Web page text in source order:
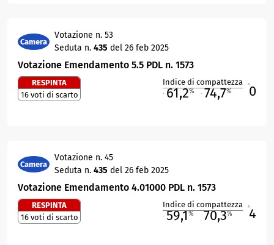
Camera
Votazione n. 53
Seduta n. 435 del 26 feb 2025
Votazione Emendamento 5.5 PDL n. 1573
RESPINTA
16 voti di scarto
Indice di compattezza
61,2% 74,7% 0
Camera
Votazione n. 45
Seduta n. 435 del 26 feb 2025
Votazione Emendamento 4.01000 PDL n. 1573
RESPINTA
16 voti di scarto
Indice di compattezza
59,1% 70,3% 4